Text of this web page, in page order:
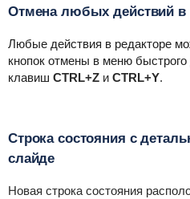
Отмена любых действий в
Любые действия в редакторе
кнопок отмены в меню
клавиш CTRL+Zи CTRL+Y.
Строка состояния с
слайде
Новая строка состояния